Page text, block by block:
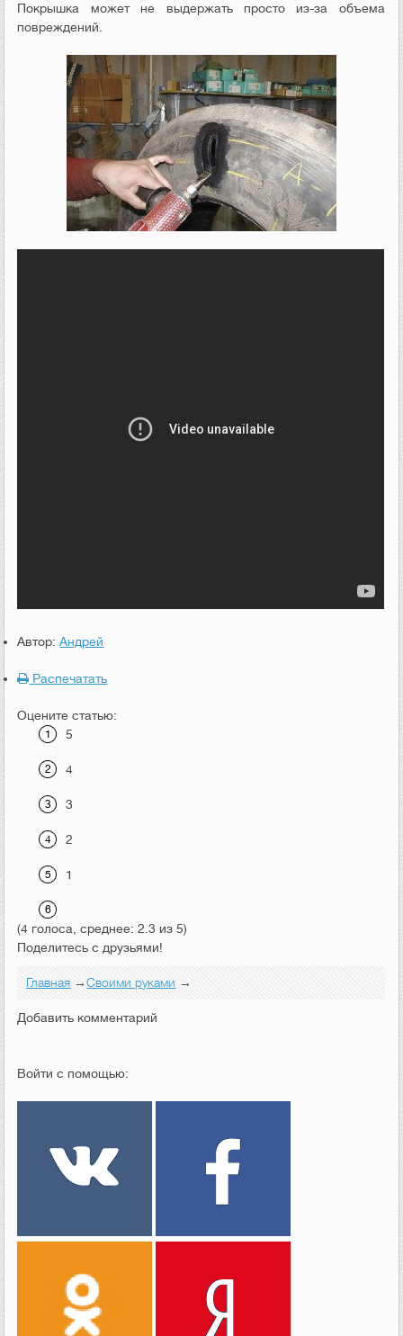
Покрышка может не выдержать просто из-за объема
повреждений.
Автор:Андрей
Распечатать
Оцените статью:
5
4
3
2
1
(4 голоса, среднее: 2.3 из 5)
Поделитесь с друзьями!
Главная →Своими руками →
Добавить комментарий
Войти с помощью: